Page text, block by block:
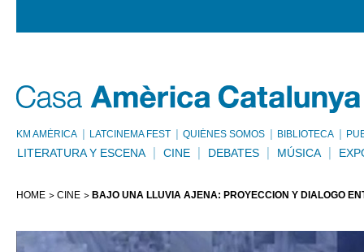
KM AMÈRICA LATCINEMA FEST QUIÉNES SOMOS BIBLIOTECA
LITERATURA Y ESCENA CINE DEBATES MÚSICA
HOME CINE BAJO UNA LLUVIA AJENA: PROYECCIÓN Y DIÁLOGO